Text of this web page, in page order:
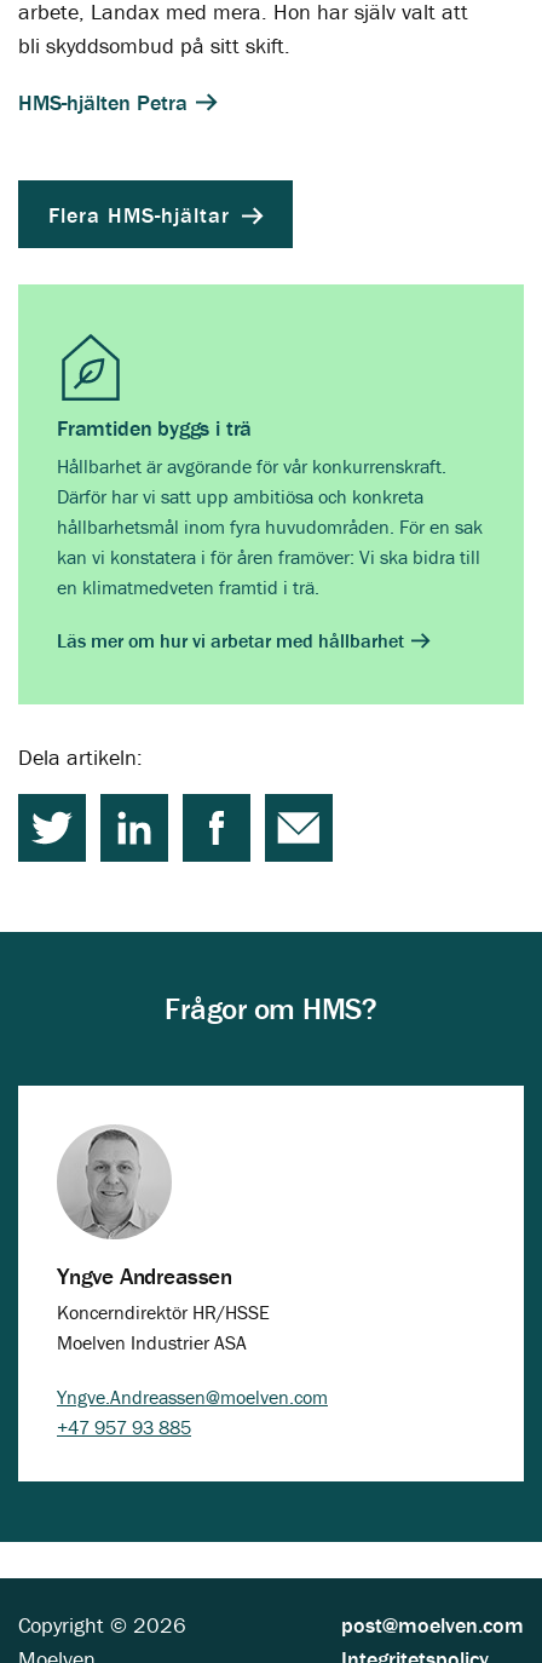
arbete, Landax med mera. Hon har själv valt att
bli skyddsombud på sitt skift.
HMS-hjälten Petra
Flera HMS-hjältar
Framtiden byggs i trä
Hållbarhet är avgörande för vår konkurrenskraft.
Därför har vi satt upp ambitiösa och konkreta
hållbarhetsmål inom fyra huvudområden. För en sak
kan vi konstatera i för åren framöver: Vi ska bidra till
en klimatmedveten framtid i trä.
Läs mer om hur vi arbetar med hållbarhet
Dela artikeln:
Frågor om HMS?
Yngve Andreassen
Koncerndirektör HR/HSSE
Moelven Industrier ASA
Yngve.Andreassen@moelven.com
+47 957 93 885
Copyright © 2026
post@moelven.com